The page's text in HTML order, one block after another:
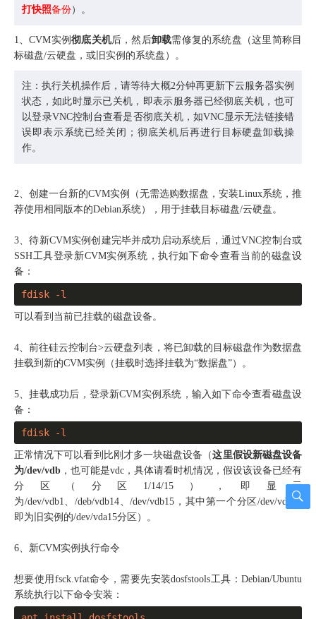
打快照备份）。
1、CVM实例彻底关机后，然后卸载需修复的系统盘（这里简称目
标磁盘/云硬盘，或旧实例的系统盘）。
注：执行关机操作后，请等待大概2分钟再更新下云服务器实例
状态，如此时显示已关机，即表示服务器已经彻底关机，也可
以登录VNC控制台查看是否彻底关机，如VNC显示无法链接错
误即表示系统已经关闭；彻底关机后再进行目标硬盘卸载操
作。
2、创建一台新的CVM实例（无需选购数据盘，安装Linux系统，推
荐使用相同版本的Debian系统），用于挂载目标磁盘/云硬盘。
3、待新CVM实例创建完毕并成功启动系统后，通过VNC控制台或
SSH工具登录新CVM实例系统，执行如下命令查看当前的磁盘设
备：
fdisk -l
可以看到当前已挂载的磁盘设备。
4、前往硅云控制台>云硬盘列表，将已卸载的目标磁盘作为数据盘
挂载到新的CVM实例（挂载时选择挂载为“数据盘”）。
5、挂载成功后，登录新CVM实例系统，输入如下命令查看磁盘设
备：
fdisk -l
正常情况下可以看到比刚才多一块磁盘设备（这里假设新磁盘设备
为/dev/vdb ，也可能是vdc，具体请看时机情况，假设该设备已经有
分区（分区1/14/15），即显示
为/dev/vdb1、/deb/vdb14、/dev/vdb15，其中第一个分区/dev/vdb15
即为旧实例的/dev/vda15分区）。
6、新CVM实例执行命令
想要使用fsck.vfat命令，需要先安装dosfstools工具：Debian/Ubuntu
系统执行以下命令安装：